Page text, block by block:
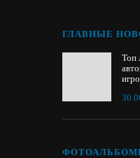
ГЛАВНЫЕ
Топ